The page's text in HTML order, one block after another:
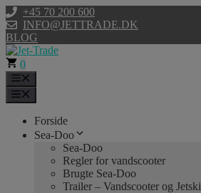
Hop
til
indhold
+45 70 200 600
INFO@JETTRADE.DK
BLOG
0
Forside
Sea-Doo
Sea-Doo
Regler for vandscooter
Brugte Sea-Doo
Trailer – Vandscooter og Jetski